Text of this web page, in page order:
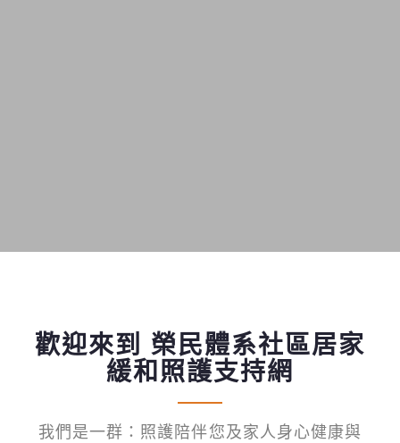
歡迎來到 榮民體系社區居家
緩和照護支持網
我們是一群：照護陪伴您及家人身心健康與